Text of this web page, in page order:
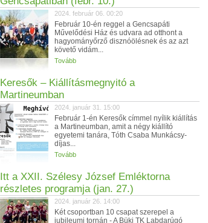
2024. február 06. 00:20
Február 10-én reggel a Gencsapáti
Művelődési Ház és udvara ad otthont a
hagyományőrző disznóölésnek és az azt
követő vidám...
Tovább
Keresők – Kiállításmegnyitó a
Martineumban
2024. január 31. 15:00
Február 1-én Keresők címmel nyílik kiállítás
a Martineumban, amit a négy kiállító
egyetemi tanára, Tóth Csaba Munkácsy-
díjas...
Tovább
Itt a XXII. Szélesy József Emléktorna
részletes programja (jan. 27.)
2024. január 26. 14:00
Két csoportban 10 csapat szerepel a
jubileumi tornán - A Büki TK Labdarúgó